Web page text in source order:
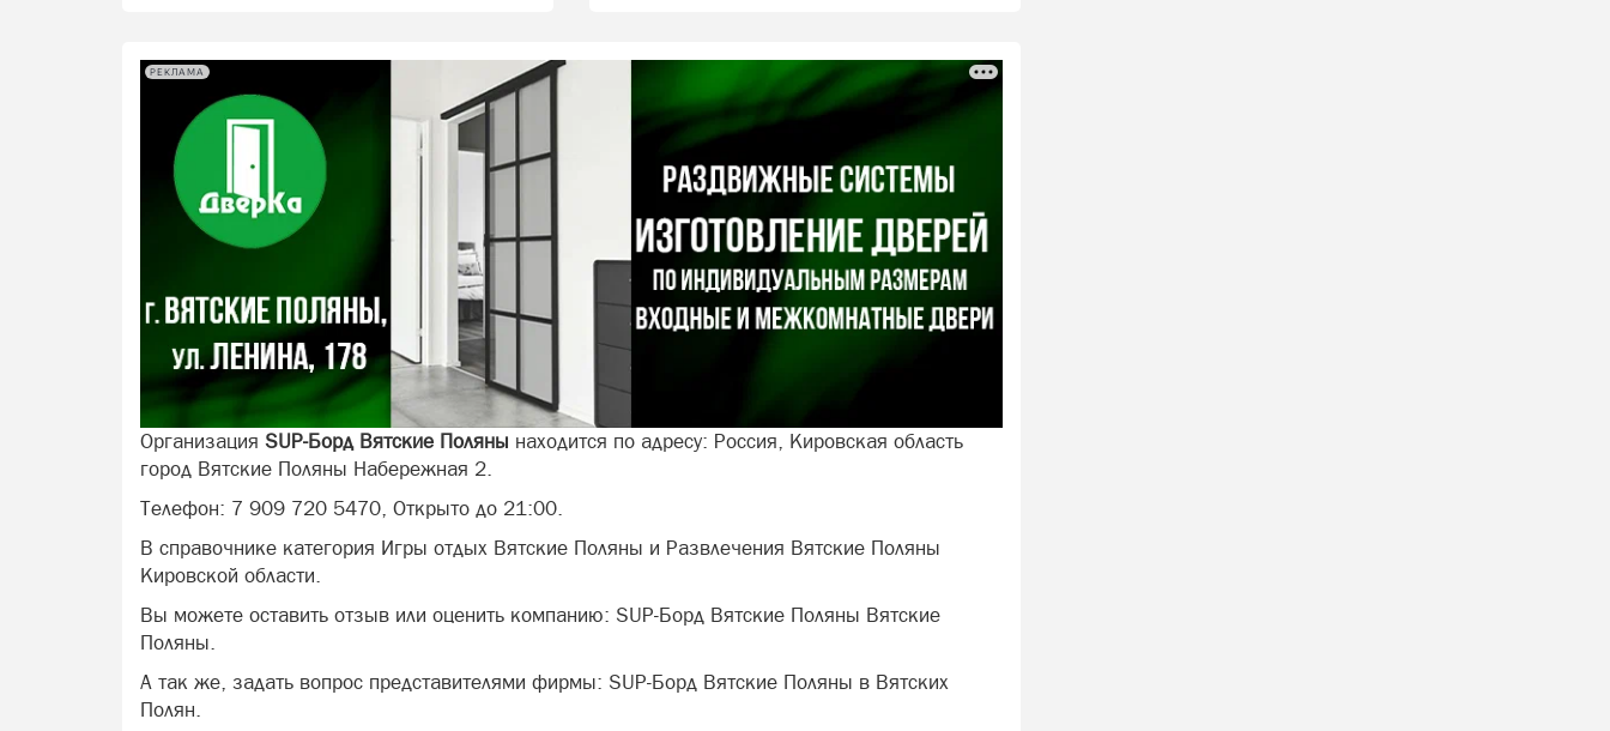
РЕКЛАМА
Организация SUP-Борд Вятские Поляны находится по адресу: Россия, Кировская область
город Вятские Поляны Набережная 2.
Телефон: 7 909 720 5470, Открыто до 21:00.
В справочнике категория Игры отдых Вятские Поляны и Развлечения Вятские Поляны
Кировской области.
Вы можете оставить отзыв или оценить компанию: SUP-Борд Вятские Поляны Вятские
Поляны.
А так же, задать вопрос представителями фирмы: SUP-Борд Вятские Поляны в Вятских
Полян.